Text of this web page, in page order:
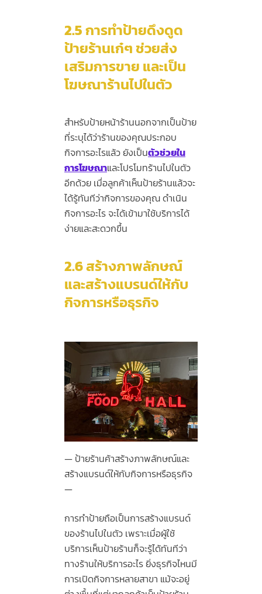
2.5การทำป้ายดึงดูด
ป้ายร้านเก๋ๆ ช่วยส่ง
เสริมการขาย และเป็น
โฆษณาร้านไปในตัว
สำหรับป้ายหน้าร้านนอกจากเป็นป้าย
ที่ระบุได้ว่าร้านของคุณประกอบ
กิจการอะไรแล้ว ยังเป็นตัวช่วยใน
การโฆษณาและโปรโมทร้านไปในตัว
อีกด้วย เมื่อลูกค้าเห็นป้ายร้านแล้วจะ
ได้รู้ทันทีว่ากิจการของคุณ ดำเนิน
กิจการอะไร จะได้เข้ามาใช้บริการได้
ง่ายและสะดวกขึ้น
2.6สร้างภาพลักษณ์
และสร้างแบรนด์ให้กับ
กิจการหรือธุรกิจ
ป้ายร้านค้าสร้างภาพลักษณ์และ
สร้างแบรนด์ให้กับกิจการหรือธุรกิจ
การทำป้ายถือเป็นการสร้างแบรนด์
ของร้านไปในตัว เพราะเมื่อผู้ใช้
บริการเห็นป้ายร้านก็จะรู้ได้ทันทีว่า
ทางร้านให้บริการอะไร ยิ่งธุรกิจไหนมี
การเปิดกิจการหลายสาขา แม้จะอยู่